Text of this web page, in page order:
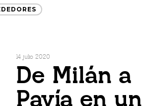
14 julio 2020
De Milán a
Pavía en un